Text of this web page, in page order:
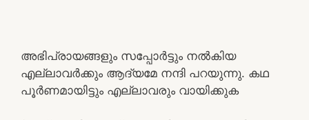
അഭിപ്രായങ്ങളും സപ്പോർട്ടും നൽകിയ
എല്ലാവർക്കും ആദ്യമേ നന്ദി പറയുന്നു. കഥ
പൂർണമായിട്ടും എല്ലാവരും വായിക്കുക